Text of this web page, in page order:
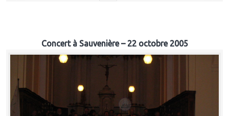
Concert à Sauvenière – 22 octobre 2005